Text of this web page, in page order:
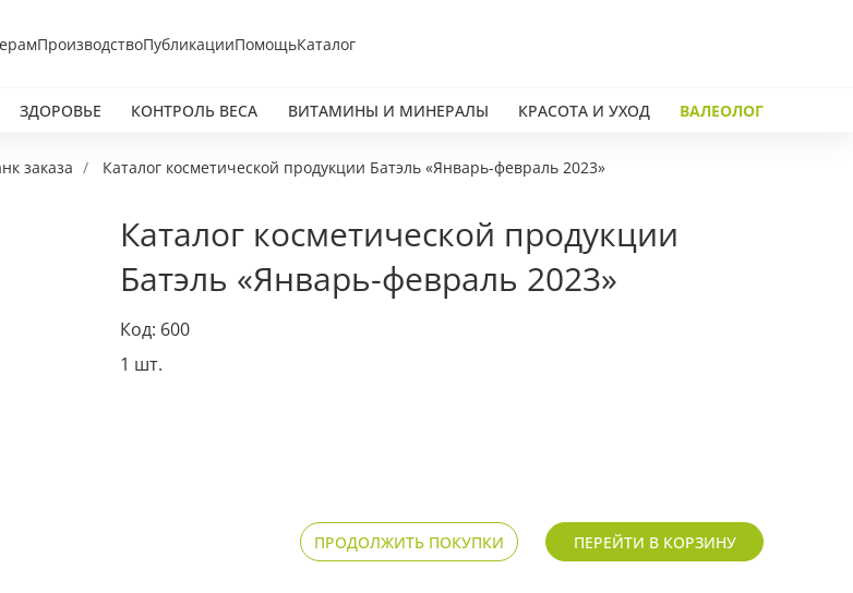
ПроизводствоПубликацииПомощьКаталог
ЗДОРОВЬЕ КОНТРОЛЬ ВЕСА ВИТАМИНЫ И МИНЕРАЛЫ КРАСОТА И УХОД ВАЛЕОЛОГ
заказа Каталог косметической продукции Батэль «Январь-февраль 2023»
Каталог косметической продукции
Батэль «Январь-февраль 2023»
Код: 600
1 шт.
ПРОДОЛЖИТЬ ПОКУПКИ ПЕРЕЙТИ В КОРЗИНУ